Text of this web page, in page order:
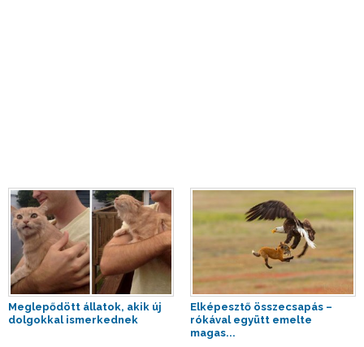
Meglepődött állatok, akik új
dolgokkal ismerkednek
Elképesztő összecsapás –
rókával együtt emelte
magas...